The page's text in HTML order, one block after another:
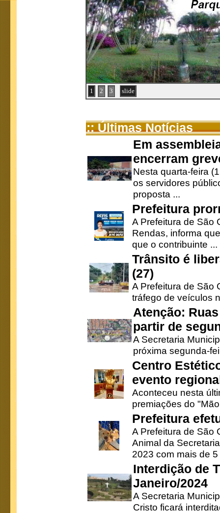
1 2 3 slide
:: Últimas Notícias
Em
encerram
Nesta quarta-feira
os servidores
proposta ...
Prefeitura
A Prefeitura de São
Rendas, informa
que o contribuinte ...
Trânsito é
(27)
A Prefeitura de São
tráfego de veículos
Atenção:
partir de
A Secretaria
próxima segunda-
Centro
evento
Aconteceu nesta
premiações do
Prefeitura
A Prefeitura de São
Animal da
2023 com mais de 5
Interdição de
Janeiro/2024
A Secretaria
Cristo ficará